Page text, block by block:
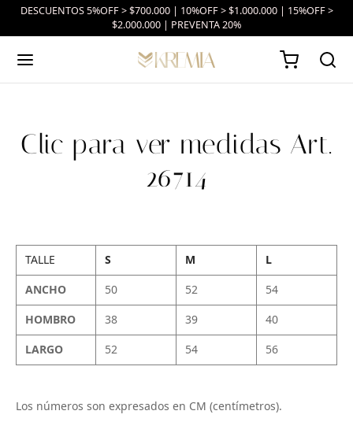
DESCUENTOS 5%OFF > $700.000 | 10%OFF > $1.000.000 | 15%OFF >
$2.000.000 | PREVENTA 20%
Clic para ver medidas Art.
26714
TALLE S M
L
ANCHO
50 52
54
HOMBRO
38 39
40
LARGO
52 54 56
Los números son expresados en CM (centímetros).